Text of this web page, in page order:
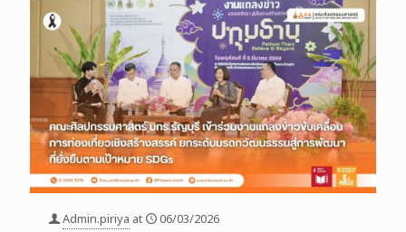
Admin.piriya at
06/03/2026